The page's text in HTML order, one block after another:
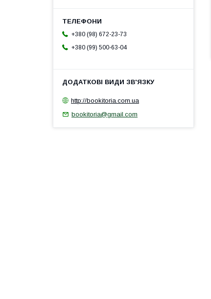
+380 (98) 672-23-73
+380 (99) 500-63-04
http://bookitoria.com.ua
bookitoria@gmail.com